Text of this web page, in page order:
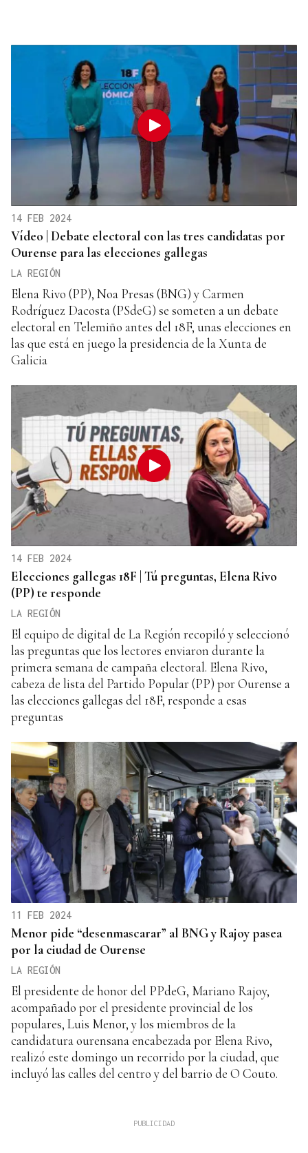
14 FEB 2024
Vídeo | Debate electoral con las tres candidatas por
Ourense para las elecciones gallegas
LA REGIÓN
Elena Rivo (PP), Noa Presas (BNG) y Carmen
Rodríguez Dacosta (PSdeG) se someten a un debate
electoral en Telemiño antes del 18F, unas elecciones en
las que está en juego la presidencia de la Xunta de
Galicia
14 FEB 2024
Elecciones gallegas 18F | Tú preguntas, Elena Rivo
(PP) te responde
LA REGIÓN
El equipo de digital de La Región recopiló y seleccionó
las preguntas que los lectores enviaron durante la
primera semana de campaña electoral. Elena Rivo,
cabeza de lista del Partido Popular (PP) por Ourense a
las elecciones gallegas del 18F, responde a esas
preguntas
11 FEB 2024
Menor pide “desenmascarar” al BNG y Rajoy pasea
por la ciudad de Ourense
LA REGIÓN
El presidente de honor del PPdeG, Mariano Rajoy,
acompañado por el presidente provincial de los
populares, Luis Menor, y los miembros de la
candidatura ourensana encabezada por Elena Rivo,
realizó este domingo un recorrido por la ciudad, que
incluyó las calles del centro y del barrio de O Couto.